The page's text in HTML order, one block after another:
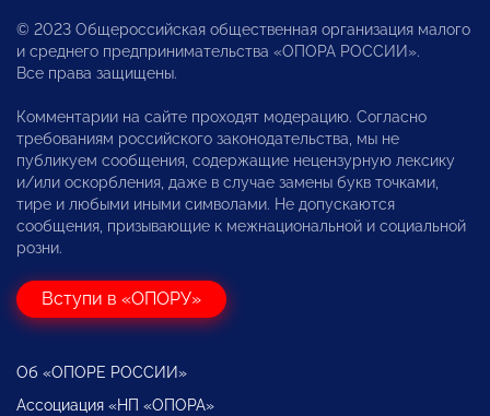
© 2023 Общероссийская общественная организация малого
и среднего предпринимательства «ОПОРА РОССИИ».
Все права защищены.
Комментарии на сайте проходят модерацию. Согласно
требованиям российского законодательства, мы не
публикуем сообщения, содержащие нецензурную лексику
и/или оскорбления, даже в случае замены букв точками,
тире и любыми иными символами. Не допускаются
сообщения, призывающие к межнациональной и социальной
розни.
Вступи в «ОПОРУ»
Об «ОПОРЕ РОССИИ»
Ассоциация «НП «ОПОРА»